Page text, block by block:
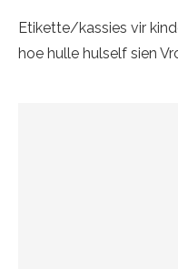
Etikette/kassies vir
hoe hulle hulself sien